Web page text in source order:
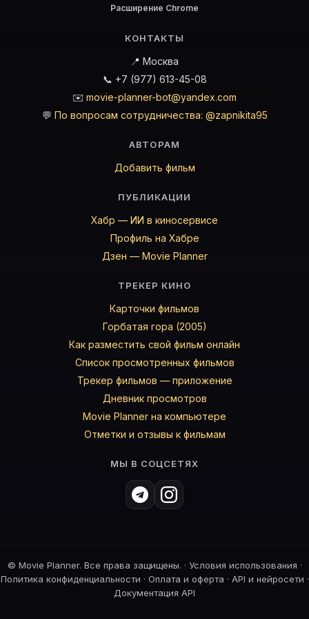
Персона — актёр. Биография и роли на карточке
Где открыть фильмографию Персона?
Расширение Chrome
КОНТАКТЫ
📍 Москва
📞 +7 (977) 613-45-08
✉️ movie-planner-bot@yandex.com
💬 По вопросам сотрудничества: @zapnikita95
АВТОРАМ
Добавить фильм
ПУБЛИКАЦИИ
Хабр — ИИ в киносервисе
Профиль на Хабре
Дзен — Movie Planner
ТРЕКЕР КИНО
Карточки фильмов
Горбатая гора (2005)
Как разместить свой фильм онлайн
Список просмотренных фильмов
Трекер фильмов — приложение
Дневник просмотров
Movie Planner на компьютере
Отметки и отзывы к фильмам
МЫ В СОЦСЕТЯХ
© Movie Planner. Все права защищены. · Условия использования ·
Политика конфиденциальности · Оплата и оферта · API и нейросети ·
Документация API